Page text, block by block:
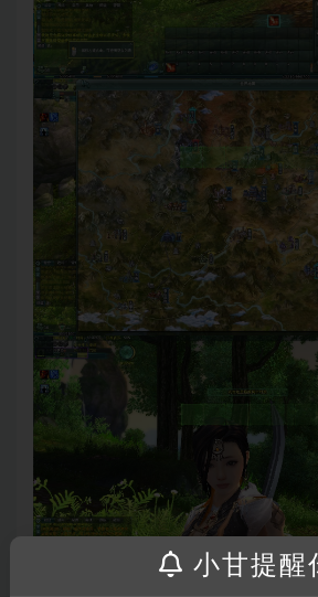
小甘提醒